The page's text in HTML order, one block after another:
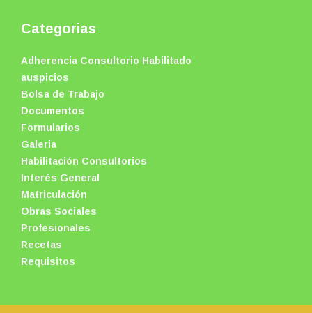
Categorias
Adherencia Consultorio Habilitado
auspicios
Bolsa de Trabajo
Documentos
Formularios
Galeria
Habilitación Consultorios
Interés General
Matriculación
Obras Sociales
Profesionales
Recetas
Requisitos